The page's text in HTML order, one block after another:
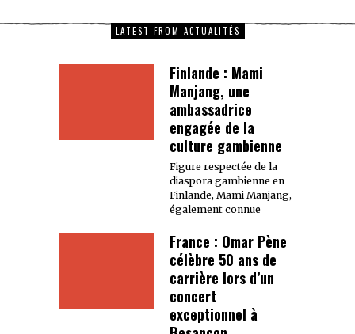
LATEST FROM ACTUALITÉS
Finlande : Mami
Manjang, une
ambassadrice
engagée de la
culture gambienne
Figure respectée de la
diaspora gambienne en
Finlande, Mami Manjang,
également connue
France : Omar Pène
célèbre 50 ans de
carrière lors d’un
concert
exceptionnel à